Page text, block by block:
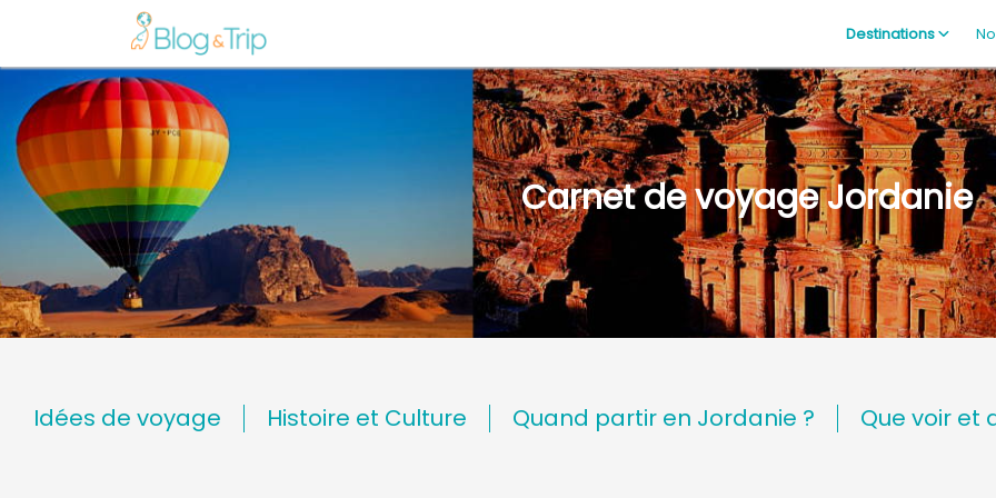
Destinations
Carnet de voyage Jordanie
Idées de voyage Histoire et Culture Quand partir en Jordanie ? Que voir et